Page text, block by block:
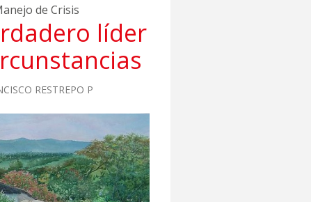
de Crisis
líder
RESTREPO P